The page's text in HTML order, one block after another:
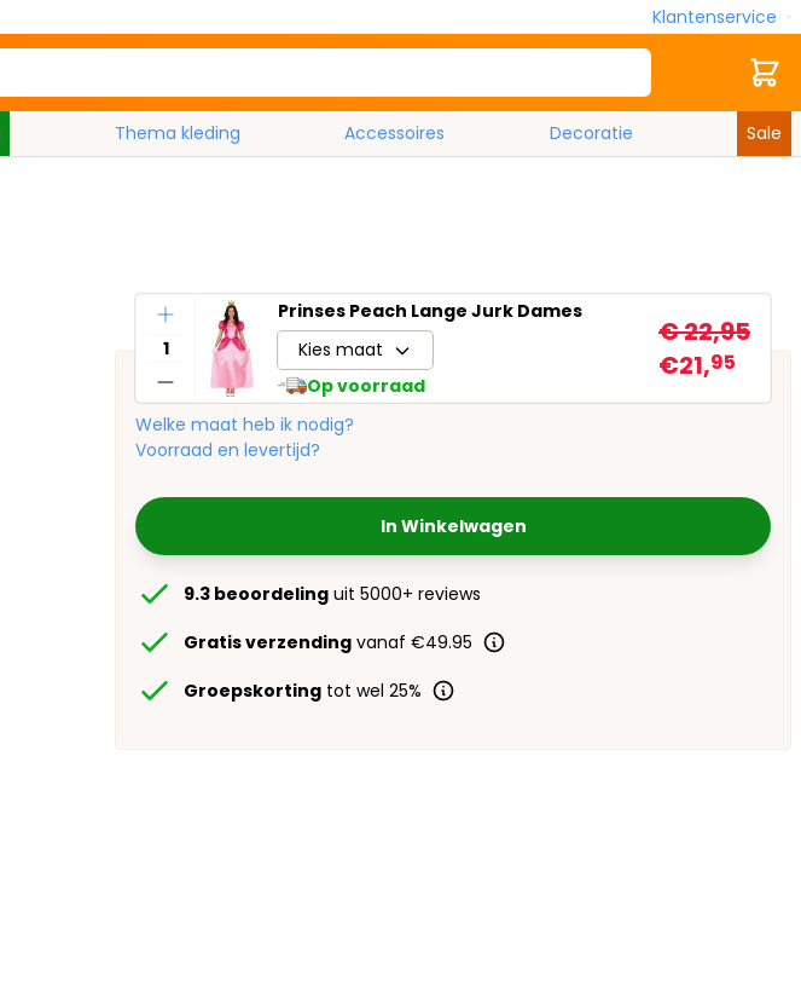
Klantenservice
Zoek Cart
Thema kleding Accessoires Decoratie
Sale
Aantal
Prinses Peach Lange Jurk Dames
Kies maat
Op voorraad
€ 22,95
€21,95
Welke maat heb ik nodig?
Voorraad en levertijd?
In Winkelwagen
9.3 beoordeling uit 5000+ reviews
Gratis verzending vanaf €49.95
Groepskorting tot wel 25%